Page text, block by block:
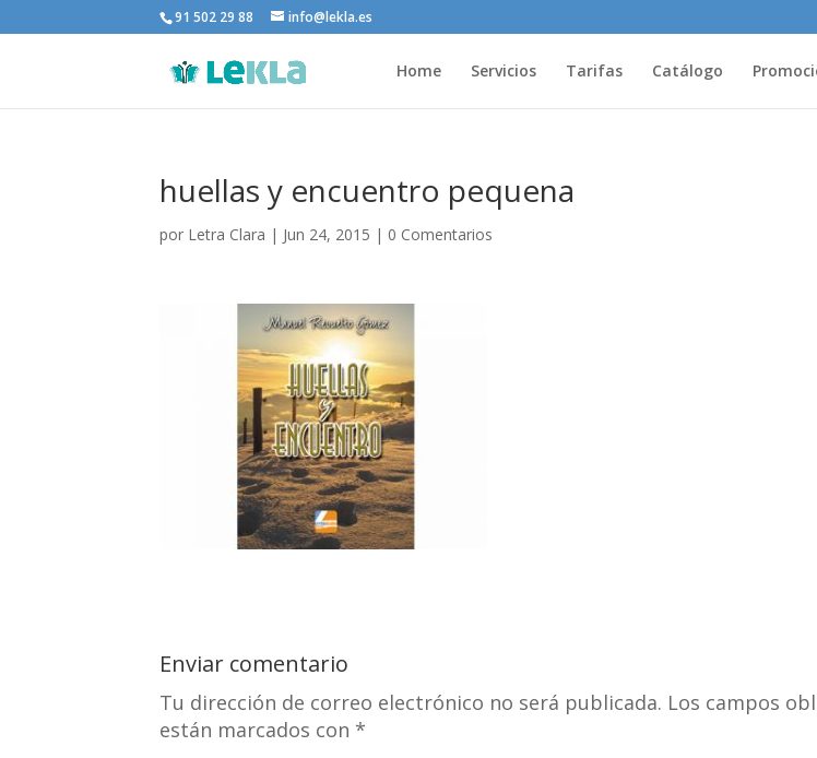
91 502 29 88 info@lekla.es
Home Servicios Tarifas Catálogo
huellas y encuentro pequena
por Letra Clara | Jun 24, 2015 | 0 Comentarios
Enviar comentario
Tu dirección de correo electrónico no será publicada. Los campos
están marcados con *